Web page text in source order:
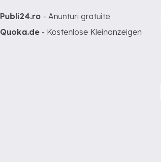
Publi24.ro - Anunturi gratuite
Quoka.de - Kostenlose Kleinanzeigen